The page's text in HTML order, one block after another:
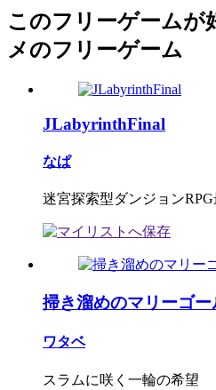
このフリーゲームが
メのフリーゲーム
JLabyrinthFinal
なぱ
迷宮探索型ダンジョン
掃き溜めのマリーゴー
ワタベ
スラムに咲く一輪の希望